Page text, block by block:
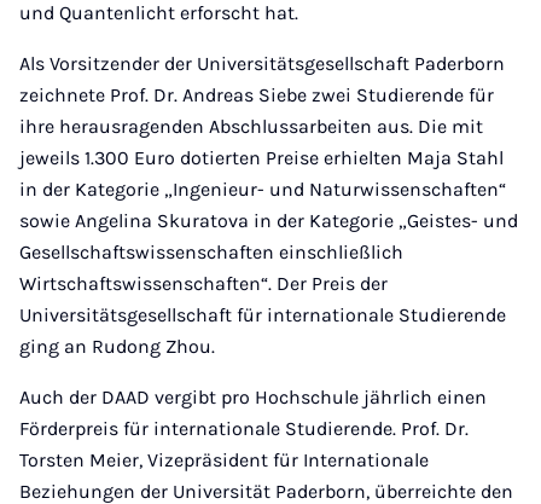
und Quantenlicht erforscht hat.
Als Vorsitzender der Universitätsgesellschaft Paderborn
zeichnete Prof. Dr. Andreas Siebe zwei Studierende für
ihre herausragenden Abschlussarbeiten aus. Die mit
jeweils 1.300 Euro dotierten Preise erhielten Maja Stahl
in der Kategorie „Ingenieur- und Naturwissenschaften“
sowie Angelina Skuratova in der Kategorie „Geistes- und
Gesellschaftswissenschaften einschließlich
Wirtschaftswissenschaften“. Der Preis der
Universitätsgesellschaft für internationale Studierende
ging an Rudong Zhou.
Auch der DAAD vergibt pro Hochschule jährlich einen
Förderpreis für internationale Studierende. Prof. Dr.
Torsten Meier, Vizepräsident für Internationale
Beziehungen der Universität Paderborn, überreichte den